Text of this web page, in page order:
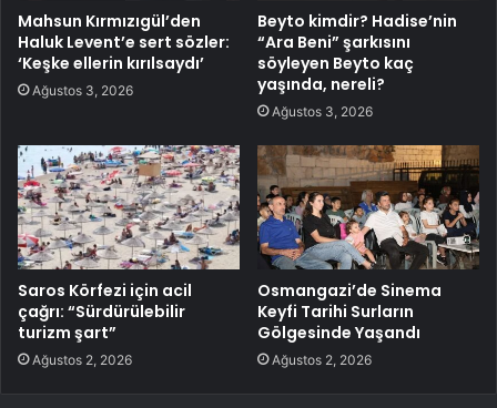
Mahsun Kırmızıgül’den
Haluk Levent’e sert sözler:
‘Keşke ellerin kırılsaydı’
Ağustos 3, 2026
Beyto kimdir? Hadise’nin
“Ara Beni” şarkısını
söyleyen Beyto kaç
yaşında, nereli?
Ağustos 3, 2026
Saros Körfezi için acil
çağrı: “Sürdürülebilir
turizm şart”
Ağustos 2, 2026
Osmangazi’de Sinema
Keyfi Tarihi Surların
Gölgesinde Yaşandı
Ağustos 2, 2026